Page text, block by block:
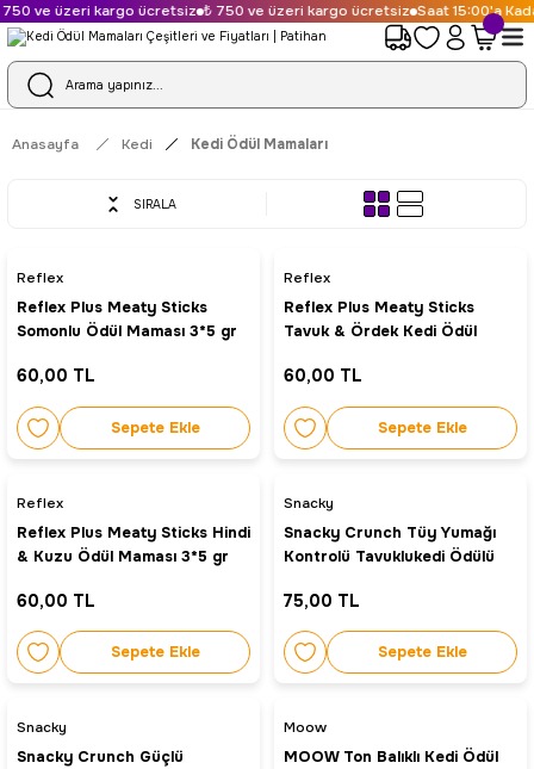
ve üzeri kargo ücretsiz ₺ 750 ve üzeri kargo ücretsiz Saat 15:00'a
Anasayfa Kedi Kedi Ödül Mamaları
SIRALA
Reflex
Reflex Plus Meaty Sticks
Somonlu Ödül Maması 3*5 gr
60,00 TL
Sepete Ekle
Reflex
Reflex Plus Meaty Sticks
Tavuk & Ördek Kedi Ödül
60,00 TL
Sepete Ekle
Reflex
Reflex Plus Meaty Sticks Hindi
& Kuzu Ödül Maması 3*5 gr
60,00 TL
Sepete Ekle
Snacky
Snacky Crunch Tüy Yumağı
Kontrolü Tavuklukedi Ödülü
75,00 TL
Sepete Ekle
Snacky
Snacky Crunch Güçlü
Moow
MOOW Ton Balıklı Kedi Ödül